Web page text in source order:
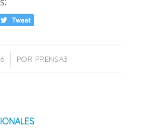
POR PRENSA3